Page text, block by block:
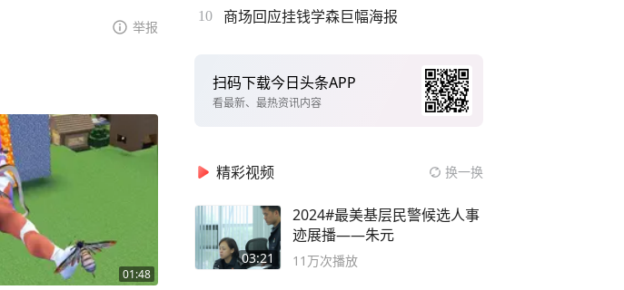
举报
01:48
10 商场回应挂钱学森巨幅海报
扫码下载今日头条APP
看最新、最热资讯内容
精彩视频 换一换
03:21
2024#最美基层民警候选人事
迹展播——朱元
11万次播放